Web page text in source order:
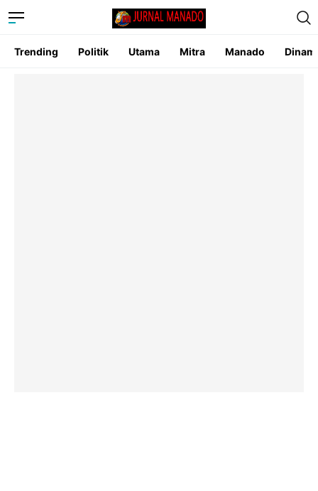
Trending Politik Utama Mitra Manado